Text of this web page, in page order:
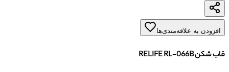
افزودن به علاقه‌مندی‌ها
قاب شکن RELIFE RL-066B